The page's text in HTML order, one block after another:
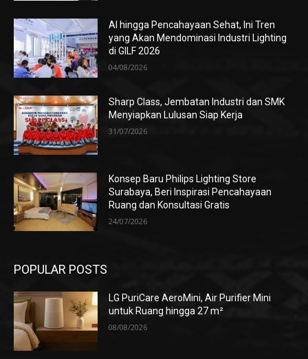
AI hingga Pencahayaan Sehat, Ini Tren
yang Akan Mendominasi Industri Lighting
di GILF 2026
04/08/2026
Sharp Class, Jembatan Industri dan SMK
Menyiapkan Lulusan Siap Kerja
31/07/2026
Konsep Baru Philips Lighting Store
Surabaya, Beri Inspirasi Pencahayaan
Ruang dan Konsultasi Gratis
24/07/2026
POPULAR POSTS
LG PuriCare AeroMini, Air Purifier Mini
untuk Ruang hingga 27 m²
08/08/2026